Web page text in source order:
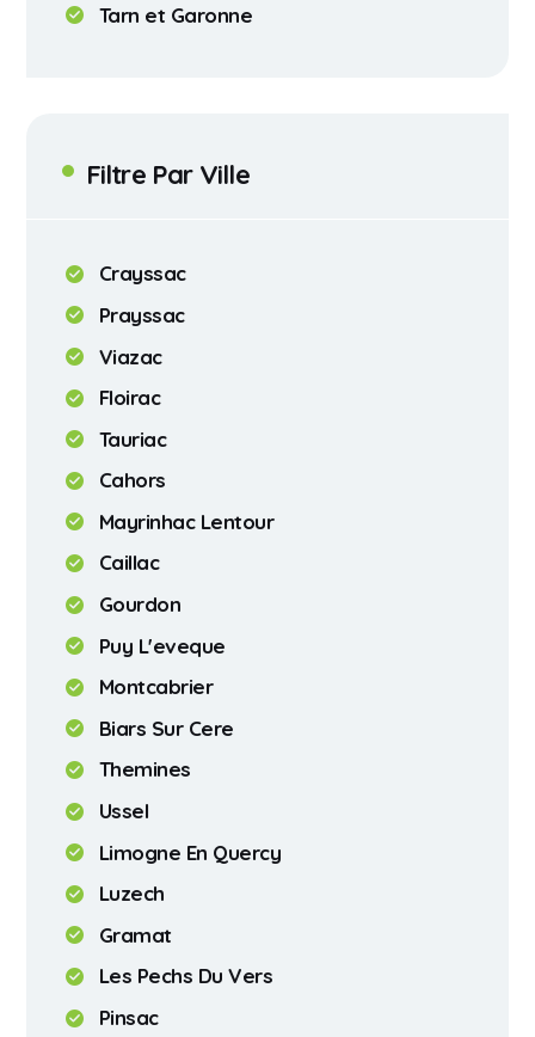
Tarn et Garonne
Filtre Par Ville
Crayssac
Prayssac
Viazac
Floirac
Tauriac
Cahors
Mayrinhac Lentour
Caillac
Gourdon
Puy L'eveque
Montcabrier
Biars Sur Cere
Themines
Ussel
Limogne En Quercy
Luzech
Gramat
Les Pechs Du Vers
Pinsac